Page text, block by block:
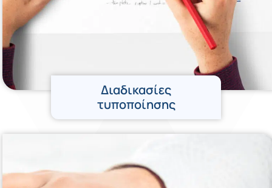
Διαδικασίες
τυποποίησης